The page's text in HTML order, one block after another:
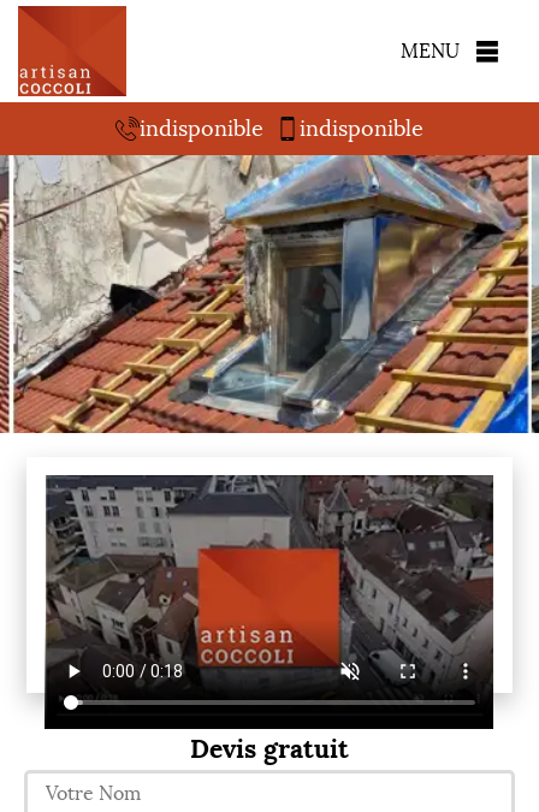
MENU
indisponible indisponible
Devis gratuit